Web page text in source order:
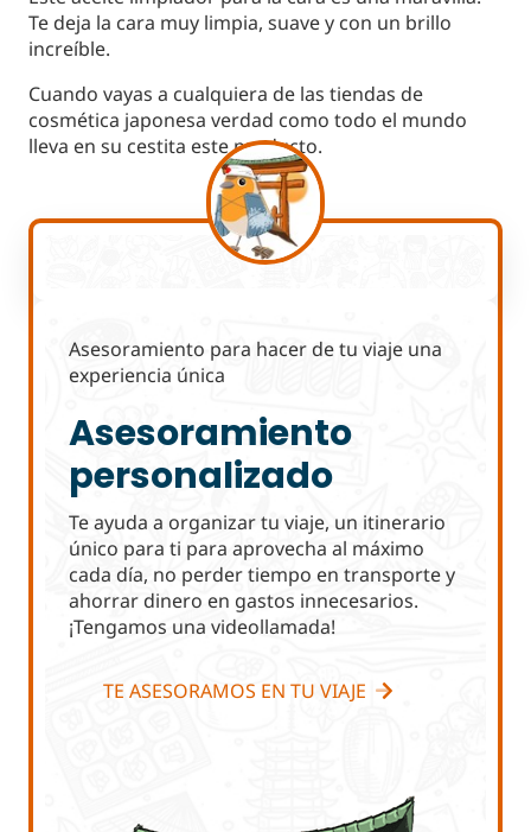
Te deja la cara muy limpia, suave y con un brillo
increíble.
Cuando vayas a cualquiera de las tiendas de
cosmética japonesa verdad como todo el mundo
lleva en su cestita este producto.
Asesoramiento para hacer de tu viaje una
experiencia única
Asesoramiento
personalizado
Te ayuda a organizar tu viaje, un itinerario
único para ti para aprovecha al máximo
cada día, no perder tiempo en transporte y
ahorrar dinero en gastos innecesarios.
¡Tengamos una videollamada!
TE ASESORAMOS EN TU VIAJE